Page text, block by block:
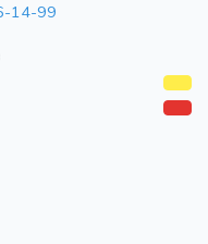
14-99